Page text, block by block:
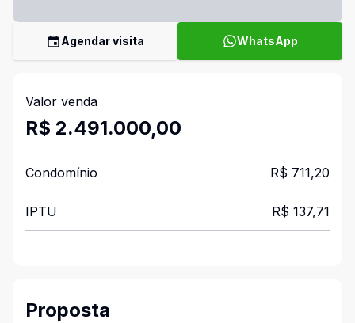
Agendar visita WhatsApp
Valor venda
R$ 2.491.000,00
Condomínio R$ 711,20
IPTU R$ 137,71
Proposta